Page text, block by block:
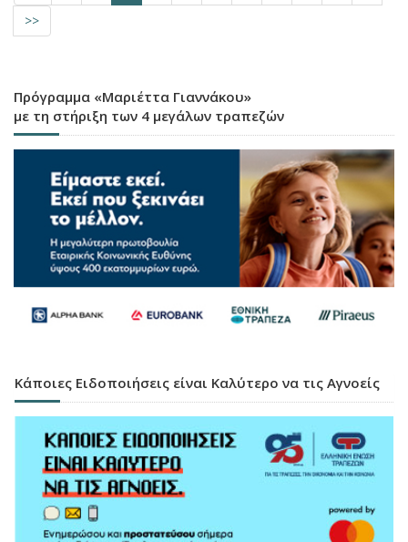
>>
Πρόγραμμα «Μαριέττα Γιαννάκου»
με τη στήριξη των 4 μεγάλων τραπεζών
Κάποιες Ειδοποιήσεις είναι Καλύτερο να τις Αγνοείς